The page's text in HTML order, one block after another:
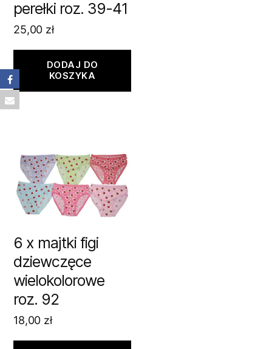
perełki roz. 39-41
25,00 zł
DODAJ DO
KOSZYKA
6 x majtki figi
dziewczęce
wielokolorowe
roz. 92
18,00 zł